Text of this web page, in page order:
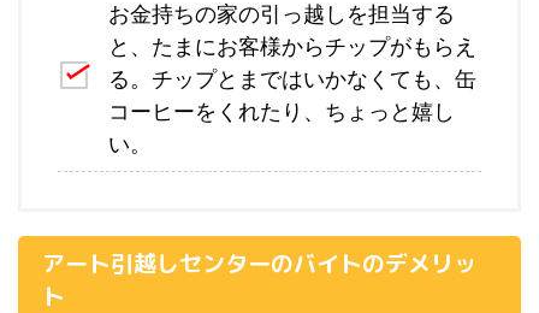
お金持ちの家の引っ越しを担当する
と、たまにお客様からチップがもらえ
る。チップとまではいかなくても、缶
コーヒーをくれたり、ちょっと嬉し
い。
アート引越しセンターのバイトのデメリッ
ト